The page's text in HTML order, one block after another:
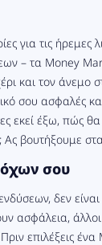
για τις ήρεμες
– τα Money
και τον άνεμο
σου ασφαλές
εκεί έξω, πώς θα
Ας βουτήξουμε
σου
δεν
ασφάλεια, άλλοι
επιλέξεις